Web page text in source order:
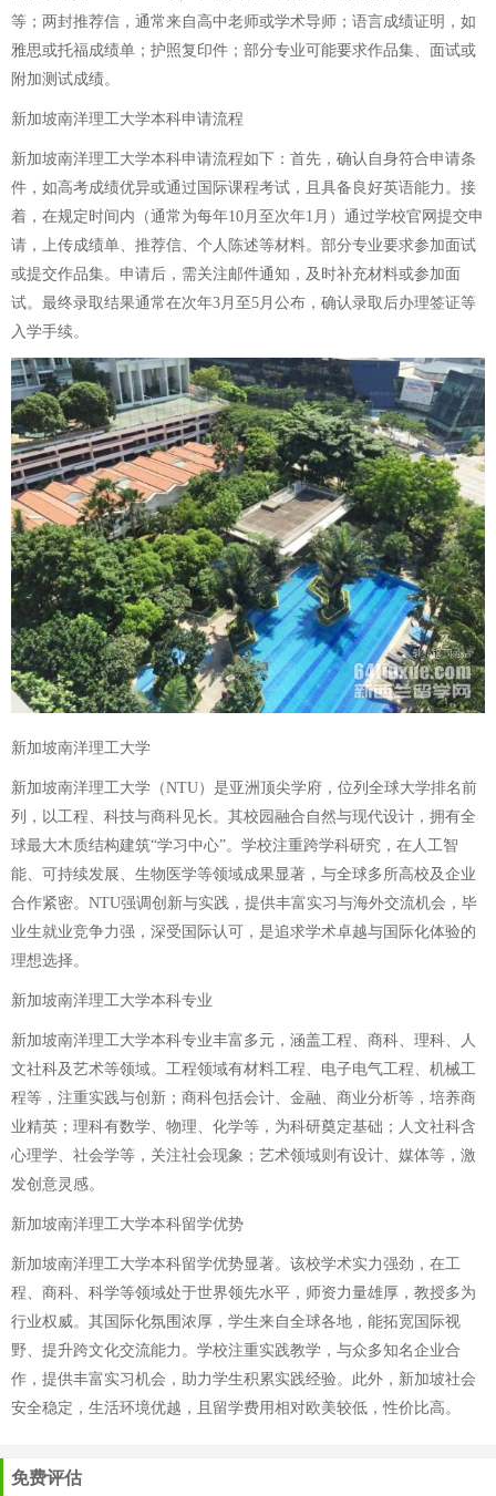
等；两封推荐信，通常来自高中老师或学术导师；语言成绩证明，如
雅思或托福成绩单；护照复印件；部分专业可能要求作品集、面试或
附加测试成绩。
新加坡南洋理工大学本科申请流程
新加坡南洋理工大学本科申请流程如下：首先，确认自身符合申请条
件，如高考成绩优异或通过国际课程考试，且具备良好英语能力。接
着，在规定时间内（通常为每年10月至次年1月）通过学校官网提交申
请，上传成绩单、推荐信、个人陈述等材料。部分专业要求参加面试
或提交作品集。申请后，需关注邮件通知，及时补充材料或参加面
试。最终录取结果通常在次年3月至5月公布，确认录取后办理签证等
入学手续。
新加坡南洋理工大学
新加坡南洋理工大学（NTU）是亚洲顶尖学府，位列全球大学排名前
列，以工程、科技与商科见长。其校园融合自然与现代设计，拥有全
球最大木质结构建筑“学习中心”。学校注重跨学科研究，在人工智
能、可持续发展、生物医学等领域成果显著，与全球多所高校及企业
合作紧密。NTU强调创新与实践，提供丰富实习与海外交流机会，毕
业生就业竞争力强，深受国际认可，是追求学术卓越与国际化体验的
理想选择。
新加坡南洋理工大学本科专业
新加坡南洋理工大学本科专业丰富多元，涵盖工程、商科、理科、人
文社科及艺术等领域。工程领域有材料工程、电子电气工程、机械工
程等，注重实践与创新；商科包括会计、金融、商业分析等，培养商
业精英；理科有数学、物理、化学等，为科研奠定基础；人文社科含
心理学、社会学等，关注社会现象；艺术领域则有设计、媒体等，激
发创意灵感。
新加坡南洋理工大学本科留学优势
新加坡南洋理工大学本科留学优势显著。该校学术实力强劲，在工
程、商科、科学等领域处于世界领先水平，师资力量雄厚，教授多为
行业权威。其国际化氛围浓厚，学生来自全球各地，能拓宽国际视
野、提升跨文化交流能力。学校注重实践教学，与众多知名企业合
作，提供丰富实习机会，助力学生积累实践经验。此外，新加坡社会
安全稳定，生活环境优越，且留学费用相对欧美较低，性价比高。
免费评估